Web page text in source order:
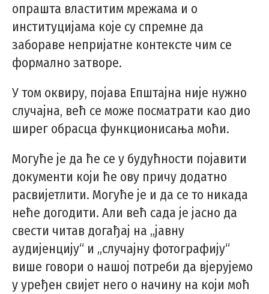
опрашта властитим мрежама и о
институцијама које су спремне да
забораве непријатне контексте чим се
формално затворе.
У том оквиру, појава Епштајна није нужно
случајна, већ се може посматрати као дио
ширег обрасца функционисања моћи.
Могуће је да ће се у будућности појавити
документи који ће ову причу додатно
расвијетлити. Могуће је и да се то никада
неће догодити. Али већ сада је јасно да
свести читав догађај на „јавну
аудијенцију“ и „случајну фотографију“
више говори о нашој потреби да вјерујемо
у уређен свијет него о начину на који моћ